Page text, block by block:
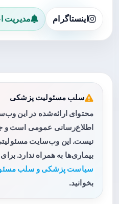
اینستاگرام مدیریت
سلب مسئولیت پزشکی
محتوای ارائه‌شده در این
اطلاع‌رسانی عمومی است و
نیست. این وب‌سایت
بیماری‌ها به همراه ندارد.
سیاست پزشکی و سلب
بخوانید.